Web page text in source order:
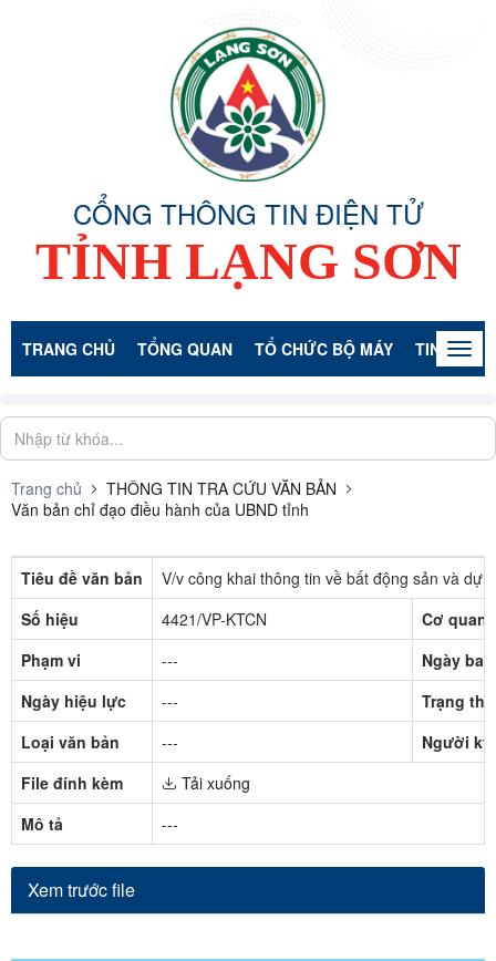
CỔNG THÔNG TIN ĐIỆN TỬ
TỈNH LẠNG SƠN
TRANG CHỦ TỔNG QUAN TỔ CHỨC BỘ MÁY TIN TỨC -
Trang chủ
THÔNG TIN TRA CỨU VĂN BẢN
Văn bản chỉ đạo điều hành của UBND tỉnh
Tiêu đề văn bản
V/v công khai thông tin về bất động sản và dự
Số hiệu
4421/VP-KTCN
Cơ quan
Phạm vi
---
Ngày
Ngày hiệu lực
---
Trạng
Loại văn bản
---
Người ký
File đính kèm
Tải xuống
Mô tả
---
Xem trước file